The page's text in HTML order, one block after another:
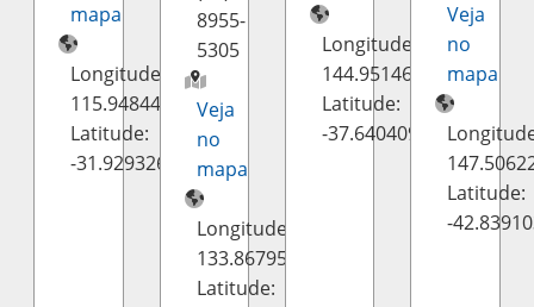
mapa
Longitude:
115.9484409,92
Latitude:
-31.9293266
8955-
5305
Veja
no
mapa
Longitude:
133.867956
Latitude:
Longitude:
144.951469
Latitude:
-37.640409
Veja
no
mapa
Latitude:
-